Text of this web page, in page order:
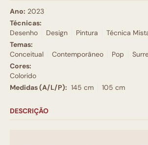
Ano: 2023
Técnicas:
Desenho
Design Pintura
Técnica
Temas:
Conceitual
Contemporâneo Pop
Cores:
Colorido
Medidas (A/L/P): 145 cm 105 cm
DESCRIÇÃO